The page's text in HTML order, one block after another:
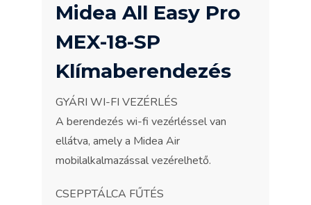
Midea All Easy Pro
MEX-18-SP
Klímaberendezés
GYÁRI WI-FI VEZÉRLÉS
A berendezés wi-fi vezérléssel van
ellátva, amely a Midea Air
mobilalkalmazással vezérelhető.
CSEPPTÁLCA FŰTÉS